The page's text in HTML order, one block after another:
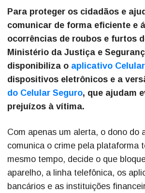
Para proteger os cidadãos e
comunicar de forma eficiente e
ocorrências de roubos e furtos
Ministério da Justiça e
disponibiliza o aplicativo
dispositivos eletrônicos e a
do Celular Seguro, que ajudam
prejuízos à vítima.
Com apenas um alerta, o dono do
comunica o crime pela plataforma
mesmo tempo, decide o que
aparelho, a linha telefônica, os
bancários e as instituições